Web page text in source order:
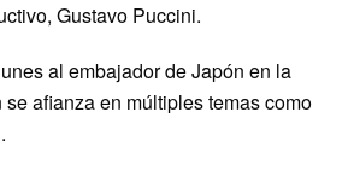
Gustavo Puccini.
al embajador de Japón en la
afianza en múltiples temas como